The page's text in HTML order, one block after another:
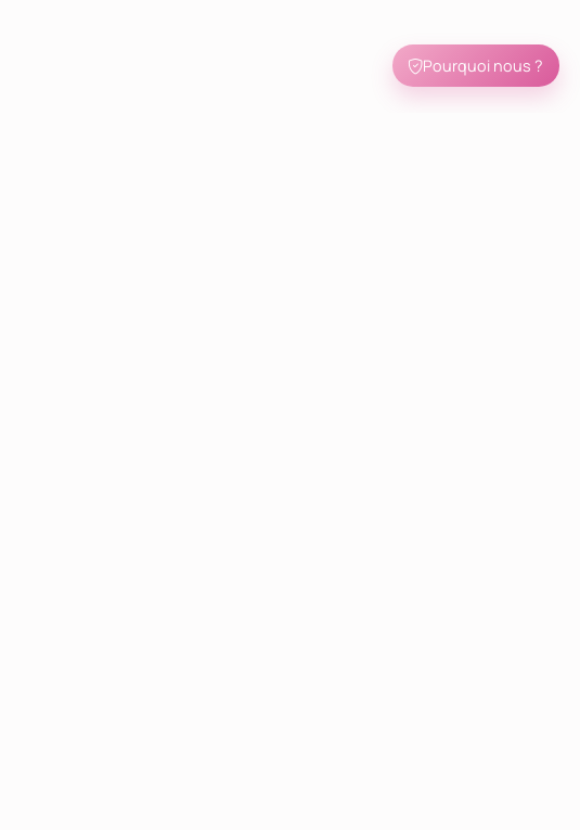
Pourquoi nous ?